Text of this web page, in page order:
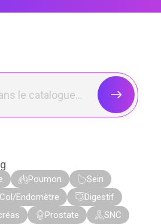
Poumon
Sein
Col/Endomètre
Digestif
Prostate
SNC